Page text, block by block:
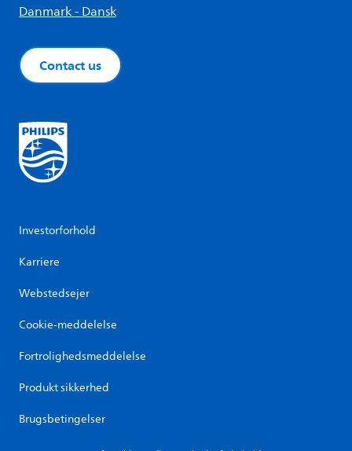
Danmark - Dansk
Contact us
Investorforhold
Karriere
Webstedsejer
Cookie-meddelelse
Fortrolighedsmeddelelse
Produkt sikkerhed
Brugsbetingelser